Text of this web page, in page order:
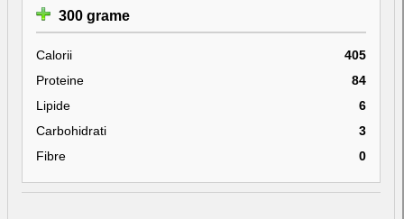
300 grame
Calorii
405
Proteine
84
Lipide
6
Carbohidrati
3
Fibre
0